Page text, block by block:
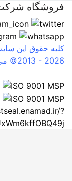
فروشگاه
کلیه حقوق این
©2013 - 2026